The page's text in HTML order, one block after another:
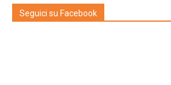
Seguici su Facebook